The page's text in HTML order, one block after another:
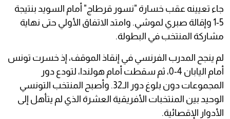
جاء تعيينه عقب خسارة "نسور قرطاج" أمام السويد بنتيجة
5-1 وإقالة صبري لموشي. وامتد الاتفاق الأولي حتى نهاية
مشاركة المنتخب في البطولة.
لم ينجح المدرب الفرنسي في إنقاذ الموقف، إذ خسرت تونس
أمام اليابان 4-0، ثم سقطت أمام هولندا، لتودع دور
المجموعات دون بلوغ دور الـ32. وأصبح المنتخب التونسي
الوحيد بين المنتخبات الأفريقية العشرة الذي لم يتأهل إلى
الأدوار الإقصائية.